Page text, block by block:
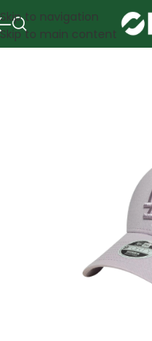
Skip to navigation
Skip to main content